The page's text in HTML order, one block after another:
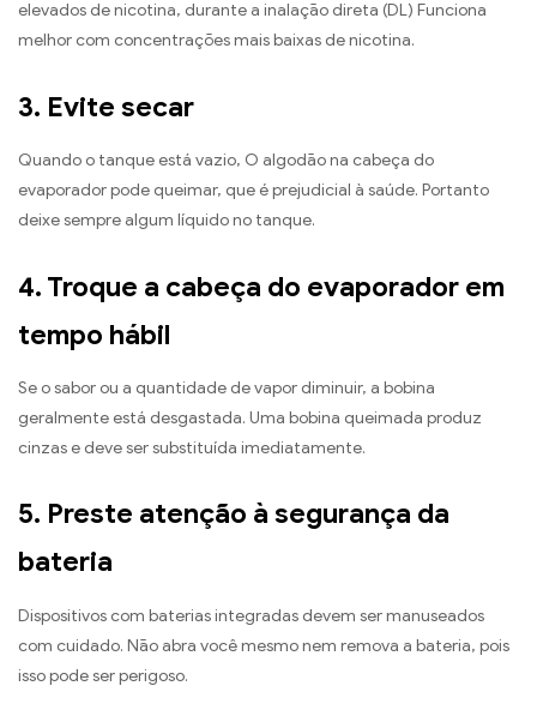
elevados de nicotina, durante a inalação direta (DL) Funciona
melhor com concentrações mais baixas de nicotina.
3. Evite secar
Quando o tanque está vazio, O algodão na cabeça do
evaporador pode queimar, que é prejudicial à saúde. Portanto
deixe sempre algum líquido no tanque.
4. Troque a cabeça do evaporador em
tempo hábil
Se o sabor ou a quantidade de vapor diminuir, a bobina
geralmente está desgastada. Uma bobina queimada produz
cinzas e deve ser substituída imediatamente.
5. Preste atenção à segurança da
bateria
Dispositivos com baterias integradas devem ser manuseados
com cuidado. Não abra você mesmo nem remova a bateria, pois
isso pode ser perigoso.